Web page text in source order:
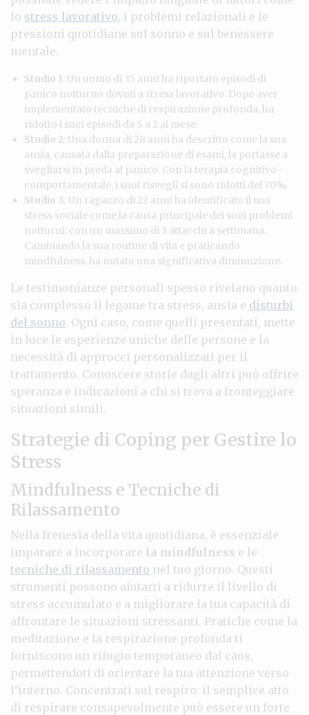
lo stress lavorativo, i problemi relazionali e le
pressioni quotidiane sul sonno e sul benessere
mentale.
Studio 1: Un uomo di 35 anni ha riportato episodi di
panico notturno dovuti a stress lavorativo. Dopo aver
implementato tecniche di respirazione profonda, ha
ridotto i suoi episodi da 5 a 2 al mese.
Studio 2: Una donna di 28 anni ha descritto come la sua
ansia, causata dalla preparazione di esami, la portasse a
svegliarsi in preda al panico. Con la terapia cognitivo-
comportamentale, i suoi risvegli si sono ridotti del 70%.
Studio 3: Un ragazzo di 22 anni ha identificato il suo
stress sociale come la causa principale dei suoi problemi
notturni, con un massimo di 3 attacchi a settimana.
Cambiando la sua routine di vita e praticando
mindfulness, ha notato una significativa diminuzione.
Le testimonianze personali spesso rivelano quanto
sia complesso il legame tra stress, ansia e disturbi
del sonno. Ogni caso, come quelli presentati, mette
in luce le esperienze uniche delle persone e la
necessità di approcci personalizzati per il
trattamento. Conoscere storie dagli altri può offrire
speranza e indicazioni a chi si trova a fronteggiare
situazioni simili.
Strategie di Coping per Gestire lo
Stress
Mindfulness e Tecniche di
Rilassamento
Nella frenesia della vita quotidiana, è essenziale
imparare a incorporare la mindfulness e le
tecniche di rilassamento nel tuo giorno. Questi
strumenti possono aiutarti a ridurre il livello di
stress accumulato e a migliorare la tua capacità di
affrontare le situazioni stressanti. Pratiche come la
meditazione e la respirazione profonda ti
forniscono un rifugio temporaneo dal caos,
permettendoti di orientare la tua attenzione verso
l’interno. Concentrati sul respiro: il semplice atto
di respirare consapevolmente può essere un forte